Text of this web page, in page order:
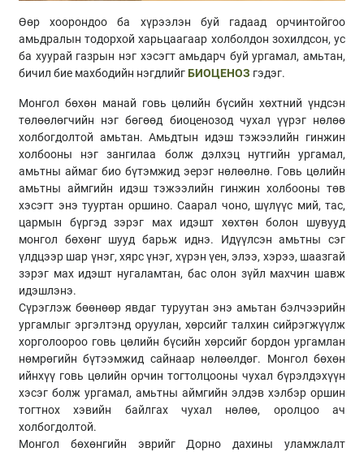
Өөр хоорондоо ба хүрээлэн буй гадаад орчинтойгоо
амьдралын тодорхой харьцаагаар холболдон зохилдсон, ус
ба хуурай газрын нэг хэсэгт амьдарч буй ургамал, амьтан,
бичил бие махбодийн нэгдлийгБИОЦЕНОЗ гэдэг.
Монгол бөхөн манай говь цөлийн бүсийн хөхтний үндсэн
төлөөлөгчийн нэг бөгөөд биоценозод чухал үүрэг нөлөө
холбогдолтой амьтан. Амьдтын идэш тэжээлийн гинжин
холбооны нэг зангилаа болж дэлхэц нутгийн ургамал,
амьтны аймаг био бүтэмжид эерэг нөлөөлнө. Говь цөлийн
амьтны аймгийн идэш тэжээлийн гинжин холбооны төв
хэсэгт энэ тууртан оршино. Саарал чоно, шүлүүс мий, тас,
цармын бүргэд зэрэг мах идэшт хөхтөн болон шувууд
монгол бөхөнг шууд барьж иднэ. Идүүлсэн амьтны сэг
үлдцээр шар үнэг, хярс үнэг, хүрэн үен, элээ, хэрээ, шаазгай
зэрэг мах идэшт нугаламтан, бас олон зүйл махчин шавж
идэшлэнэ.
Сүрэглэж бөөнөөр явдаг туруутан энэ амьтан бэлчээрийн
ургамлыг эргэлтэнд оруулан, хөрсийг талхин сийрэгжүүлж
хорголоороо говь цөлийн бүсийн хөрсийг бордон ургамлан
нөмрөгийн бүтээмжид сайнаар нөлөөлдөг. Монгол бөхөн
ийнхүү говь цөлийн орчин тогтолцооны чухал бүрэлдэхүүн
хэсэг болж ургамал, амьтны аймгийн элдэв хэлбэр оршин
тогтнох хэвийн байлгах чухал нөлөө, оролцоо ач
холбогдолтой.
Монгол бөхөнгийн эврийг Дорно дахины уламжлалт